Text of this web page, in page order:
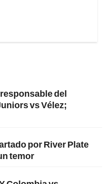
del
vs Vélez;
por River Plate
temor